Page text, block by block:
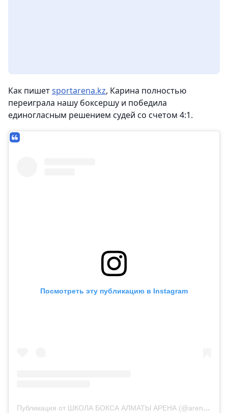
Как пишетsportarena.kz, Карина полностью
переиграла нашу боксершу и победила
единогласным решением судей со счетом 4:1.
Посмотреть эту публикацию в Instagram
Публикация от ШКОЛА БОКСА АЛМАТЫ АРЕНА (@arena_boxing_almaty)